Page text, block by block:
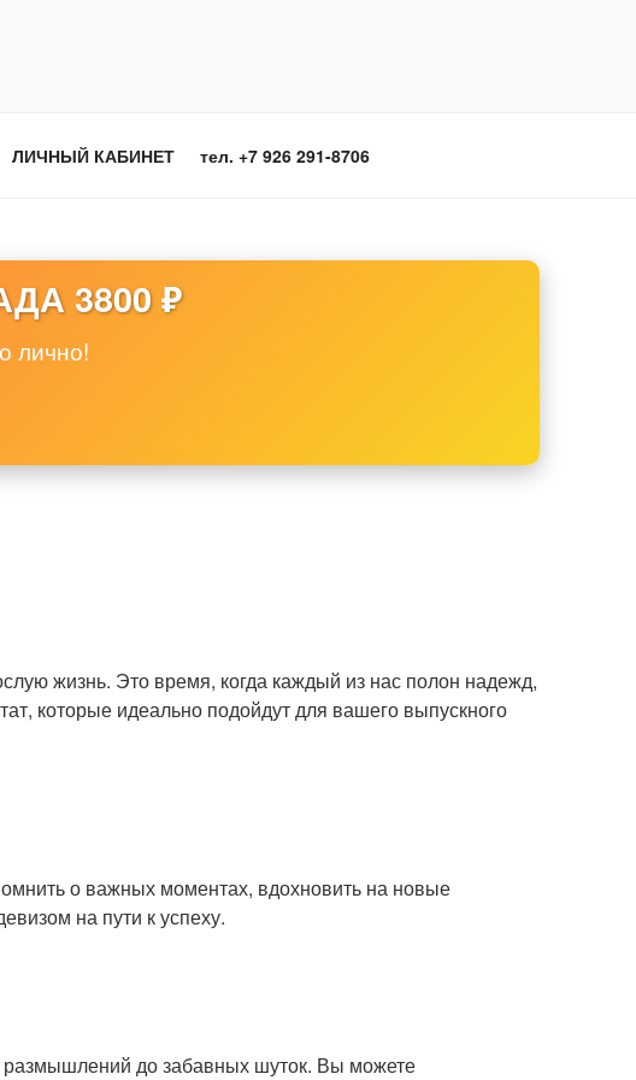
ЛИЧНЫЙ КАБИНЕТ тел. +7 926 291-8706
3800 ₽
лично!
жизнь. Это время, когда каждый из нас полон надежд,
которые идеально подойдут для вашего выпускного
о важных моментах, вдохновить на новые
на пути к успеху.
до забавных шуток. Вы можете